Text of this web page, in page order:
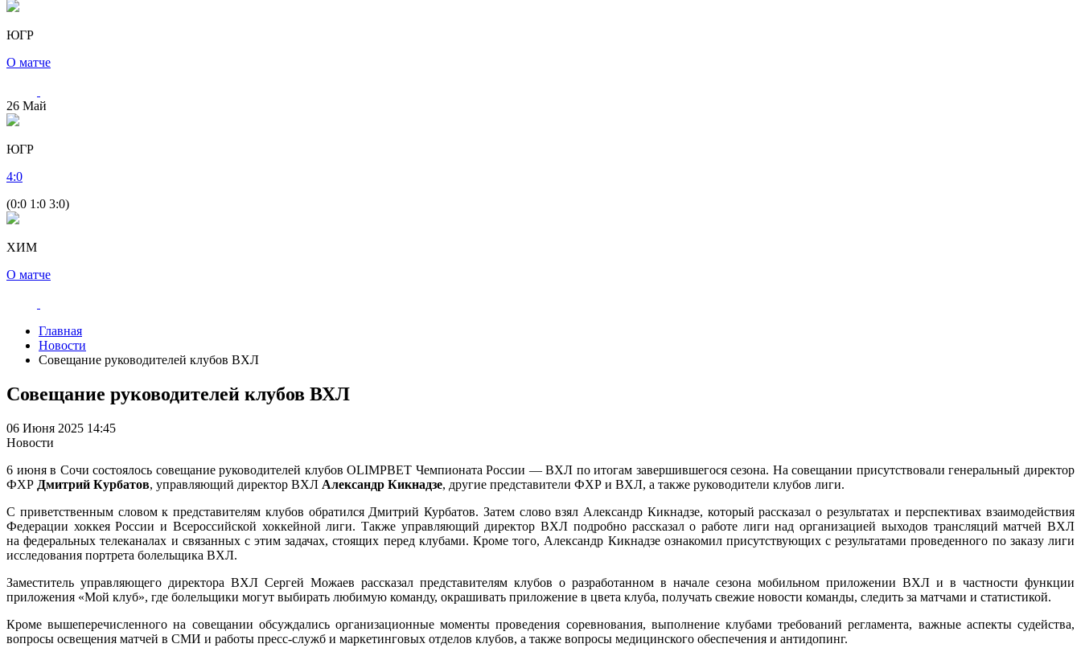
ЮГР
О матче
26 Май
ЮГР
4:0
(0:0 1:0 3:0)
ХИМ
О матче
Главная
Новости
Совещание руководителей клубов ВХЛ
Совещание руководителей клубов ВХЛ
06 Июня 2025 14:45
Новости
6 июня в Сочи состоялось совещание руководителей клубов OLIMPBET Чемпионата России — ВХЛ по итогам завершившегося сезона. На совещании присутствовали генеральный директор
ФХР Дмитрий Курбатов, управляющий директор ВХЛ Александр Кикнадзе, другие представители ФХР и ВХЛ, а также руководители клубов лиги.
С приветственным словом к представителям клубов обратился Дмитрий Курбатов. Затем слово взял Александр Кикнадзе, который рассказал о результатах и перспективах взаимодействия
Федерации хоккея России и Всероссийской хоккейной лиги. Также управляющий директор ВХЛ подробно рассказал о работе лиги над организацией выходов трансляций матчей ВХЛ
на федеральных телеканалах и связанных с этим задачах, стоящих перед клубами. Кроме того, Александр Кикнадзе ознакомил присутствующих с результатами проведенного по заказу лиги
исследования портрета болельщика ВХЛ.
Заместитель управляющего директора ВХЛ Сергей Можаев рассказал представителям клубов о разработанном в начале сезона мобильном приложении ВХЛ и в частности функции
приложения «Мой клуб», где болельщики могут выбирать любимую команду, окрашивать приложение в цвета клуба, получать свежие новости команды, следить за матчами и статистикой.
Кроме вышеперечисленного на совещании обсуждались организационные моменты проведения соревнования, выполнение клубами требований регламента, важные аспекты судейства,
вопросы освещения матчей в СМИ и работы пресс-служб и маркетинговых отделов клубов, а также вопросы медицинского обеспечения и антидопинг.